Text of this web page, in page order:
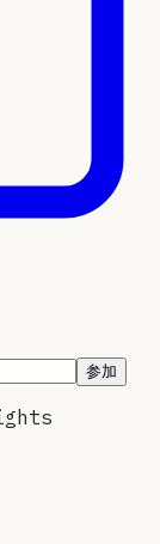
参加